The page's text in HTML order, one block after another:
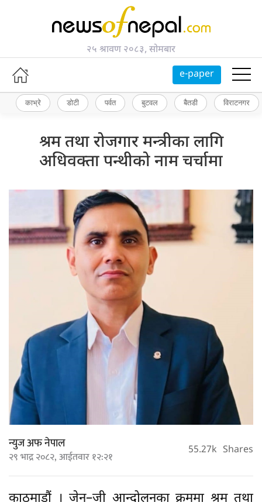
२५ श्रावण २०८३, सोमबार
e-paper
काभ्रे डोटी पर्वत बुटवल बैतडी विराटनगर
श्रम तथा रोजगार मन्त्रीका लागि
अधिवक्ता पन्थीको नाम चर्चामा
न्युज अफ नेपाल
२९ भाद्र २०८२, आईतवार १२:२१ 55.27k Shares